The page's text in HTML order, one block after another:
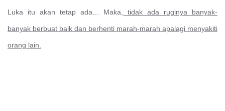
Luka itu akan tetap ada… Maka, tidak ada ruginya banyak-
banyak berbuat baik dan berhenti marah-marah apalagi menyakiti
orang lain.